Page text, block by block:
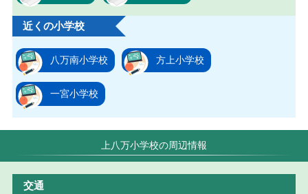
近くの小学校
八万南小学校 方上小学校
一宮小学校
上八万小学校の周辺情報
交通